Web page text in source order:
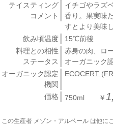
テイスティング
コメント
イチゴやラズ
香り。果実味
すとより美味し
飲み頃温度
15℃前後
料理との相性
赤身の肉、ロ
ステータス
オーガニック
オーガニック認定
機関
ECOCERT
価格 750ml ￥
この生産者 メゾン・アルベール は他に